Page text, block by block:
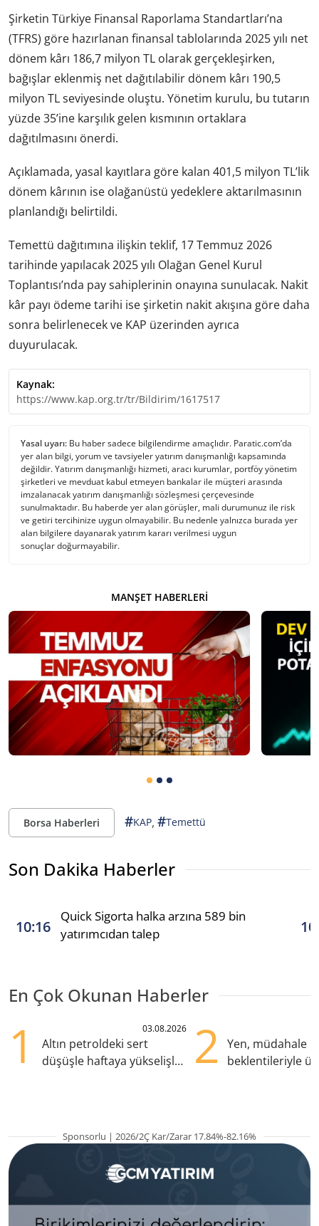
Şirketin Türkiye Finansal Raporlama Standartları’na
(TFRS) göre hazırlanan finansal tablolarında 2025 yılı net
dönem kârı 186,7 milyon TL olarak gerçekleşirken,
bağışlar eklenmiş net dağıtılabilir dönem kârı 190,5
milyon TL seviyesinde oluştu. Yönetim kurulu, bu tutarın
yüzde 35’ine karşılık gelen kısmının ortaklara
dağıtılmasını önerdi.
Açıklamada, yasal kayıtlara göre kalan 401,5 milyon TL’lik
dönem kârının ise olağanüstü yedeklere aktarılmasının
planlandığı belirtildi.
Temettü dağıtımına ilişkin teklif, 17 Temmuz 2026
tarihinde yapılacak 2025 yılı Olağan Genel Kurul
Toplantısı’nda pay sahiplerinin onayına sunulacak. Nakit
kâr payı ödeme tarihi ise şirketin nakit akışına göre daha
sonra belirlenecek ve KAP üzerinden ayrıca
duyurulacak.
Kaynak:
https://www.kap.org.tr/tr/Bildirim/1617517
Yasal uyarı: Bu haber sadece bilgilendirme amaçlıdır. Paratic.com’da
yer alan bilgi, yorum ve tavsiyeler yatırım danışmanlığı kapsamında
değildir. Yatırım danışmanlığı hizmeti, aracı kurumlar, portföy yönetim
şirketleri ve mevduat kabul etmeyen bankalar ile müşteri arasında
imzalanacak yatırım danışmanlığı sözleşmesi çerçevesinde
sunulmaktadır. Bu haberde yer alan görüşler, mali durumunuz ile risk
ve getiri tercihinize uygun olmayabilir. Bu nedenle yalnızca burada yer
alan bilgilere dayanarak yatırım kararı verilmesi uygun
sonuçlar doğurmayabilir.
MANŞET HABERLERI
Borsa Haberleri #KAP, #Temettü
Son Dakika Haberler
10:16
Quick Sigorta halka arzına 589 bin
yatırımcıdan talep
En Çok Okunan Haberler
1 03.08.2026
Altın petroldeki sert
düşüşle haftaya yükselişle
2
Yen, müdahale
beklentileriyle üç
Sponsorlu | 2026/2Ç Kar/Zarar 17.84%-82.16%